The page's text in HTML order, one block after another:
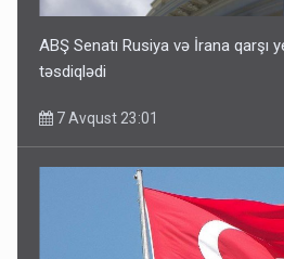
ABŞ Senatı Rusiya və İrana qarşı
təsdiqlədi
7 Avqust 23:01